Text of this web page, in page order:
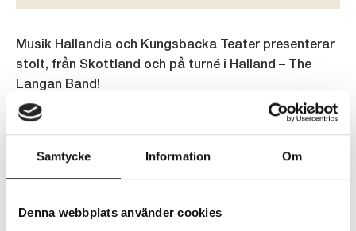
Samtycke Information Om
Denna webbplats använder cookies
Musik Hallandia och Kungsbacka Teater presenterar
stolt, från Skottland och på turné i Halland – The
Langan Band!
Skotsk folkmusik möter Mumford & Sons
I över 15 år har de tre medlemmarna från skottska
och Australien. Musiken bottnar både i den keltiska